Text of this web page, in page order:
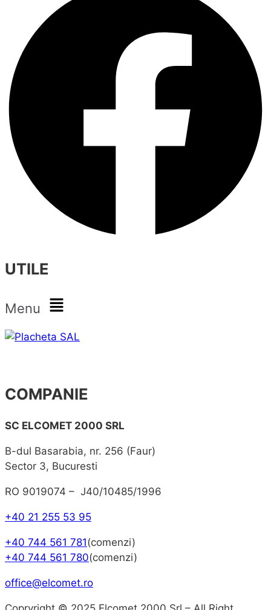
UTILE
Menu
COMPANIE
SC ELCOMET 2000 SRL
B-dul Basarabia, nr. 256 (Faur)
Sector 3, Bucuresti
RO 9019074 – J40/10485/1996
+40 21 255 53 95
+40 744 561 781(comenzi)
+40 744 561 780(comenzi)
office@elcomet.ro